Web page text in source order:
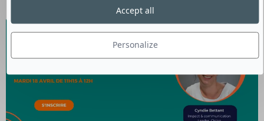
Personalize
Accept all